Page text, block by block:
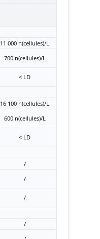
11 000 n(cellules)/L
700 n(cellules)/L
< LD
16 100 n(cellules)/L
600 n(cellules)/L
< LD
/
/
/
/